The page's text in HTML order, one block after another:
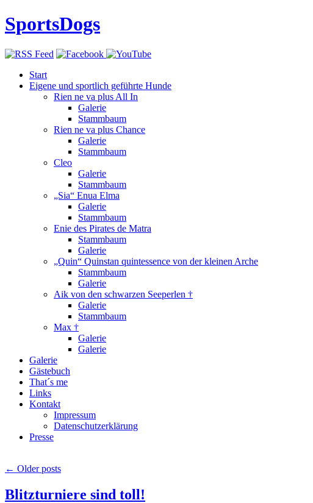
SportsDogs
Start
Eigene und sportlich geführte Hunde
Rien ne va plus All In
Galerie
Stammbaum
Rien ne va plus Chance
Galerie
Stammbaum
Cleo
Galerie
Stammbaum
„Sia“ Enua Elma
Galerie
Stammbaum
Enie des Pirates de Matra
Stammbaum
Galerie
„Quin“ Quinstan quintessence von der kleinen Arche
Stammbaum
Galerie
Aik von den schwarzen Seeperlen †
Galerie
Stammbaum
Max †
Galerie
Galerie
Galerie
Gästebuch
That´s me
Links
Kontakt
Impressum
Datenschutzerklärung
Presse
← Older posts
Blitzturniere sind toll!